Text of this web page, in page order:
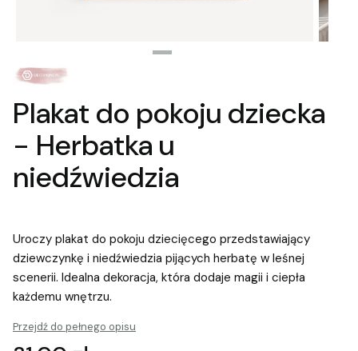
Plakat do pokoju dziecka
- Herbatka u
niedźwiedzia
Uroczy plakat do pokoju dziecięcego przedstawiający
dziewczynkę i niedźwiedzia pijących herbatę w leśnej
scenerii. Idealna dekoracja, która dodaje magii i ciepła
każdemu wnętrzu.
Przejdź do pełnego opisu